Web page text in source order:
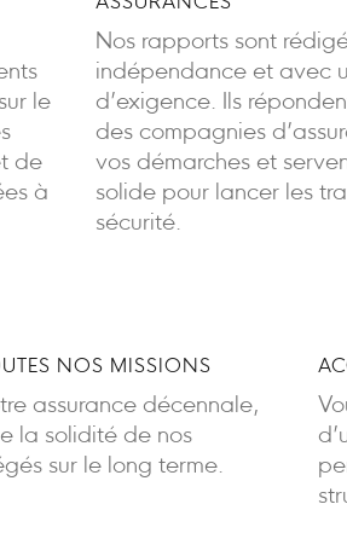
le
de
à
Nos rapports sont
indépendance et avec
d’exigence. Ils
des compagnies
vos démarches et
solide pour lancer les
sécurité.
NOS MISSIONS
assurance décennale,
la solidité de nos
sur le long terme.